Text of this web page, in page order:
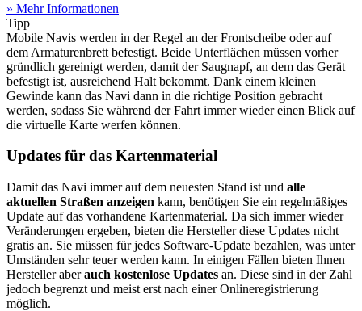
» Mehr Informationen
Tipp
Mobile Navis werden in der Regel an der Frontscheibe oder auf
dem Armaturenbrett befestigt. Beide Unterflächen müssen vorher
gründlich gereinigt werden, damit der Saugnapf, an dem das Gerät
befestigt ist, ausreichend Halt bekommt. Dank einem kleinen
Gewinde kann das Navi dann in die richtige Position gebracht
werden, sodass Sie während der Fahrt immer wieder einen Blick auf
die virtuelle Karte werfen können.
Updates für das Kartenmaterial
Damit das Navi immer auf dem neuesten Stand ist und alle
aktuellen Straßen anzeigen kann, benötigen Sie ein regelmäßiges
Update auf das vorhandene Kartenmaterial. Da sich immer wieder
Veränderungen ergeben, bieten die Hersteller diese Updates nicht
gratis an. Sie müssen für jedes Software-Update bezahlen, was unter
Umständen sehr teuer werden kann. In einigen Fällen bieten Ihnen
Hersteller aberauch kostenlose Updates an. Diese sind in der Zahl
jedoch begrenzt und meist erst nach einer Onlineregistrierung
möglich.